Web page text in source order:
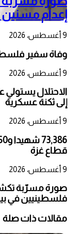
إعدام
9 أغسطس، 2026
وفاة سفير
9 أغسطس، 2026
الاحتلال
إلى ثكنة عسكرية
9 أغسطس، 2026
قطاع غزة
9 أغسطس، 2026
صورة مسرّبة
فلسطينيين في
مقالات ذات صلة